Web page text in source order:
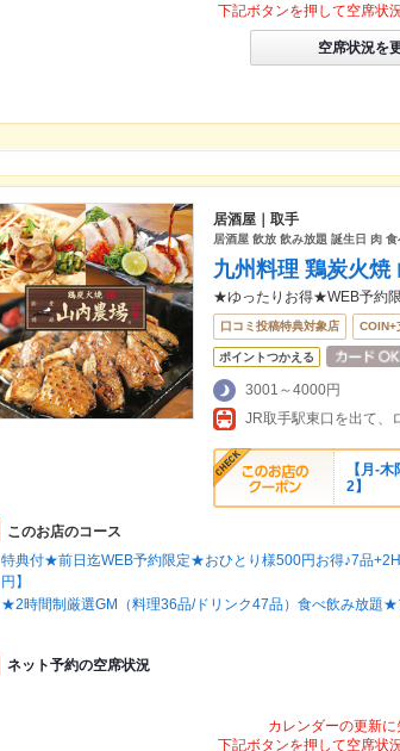
下記ボタンを押して空席状
空席状況を
居酒屋｜取手
居酒屋 飲放 飲み放題 誕生日 肉 食
九州料理 鶏炭火
★ゆったりお得★WEB予約
口コミ投稿特典対象店 COIN+
ポイントつかえる
3001～4000円
JR取手駅東口を出て、
【月‐
2】
このお店のコース
特典付★前日迄WEB予約限定★おひとり様500円お得♪7品
円】
★2時間制厳選GM（料理36品/ドリンク47品）食べ飲み放題★
ネット予約の空席状況
カレンダーの更新に
下記ボタンを押して空席状